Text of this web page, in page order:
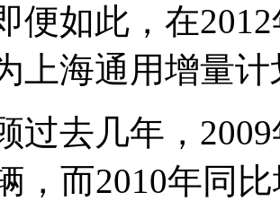
便如此，在
上海通用增量
去几年，2009
，而2010年同